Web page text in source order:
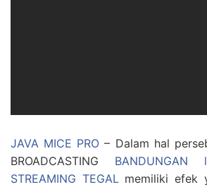
JAVA MICE PRO – Dalam hal
BROADCASTING
STREAMING TEGALmemiliki efek